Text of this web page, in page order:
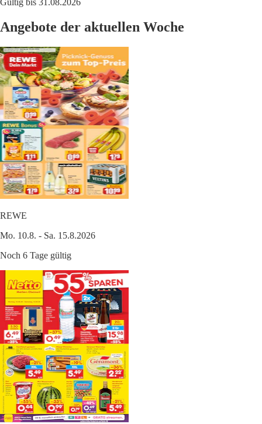
Gültig bis 31.08.2026
Angebote der aktuellen Woche
REWE
Mo. 10.8. - Sa. 15.8.2026
Noch 6 Tage gültig